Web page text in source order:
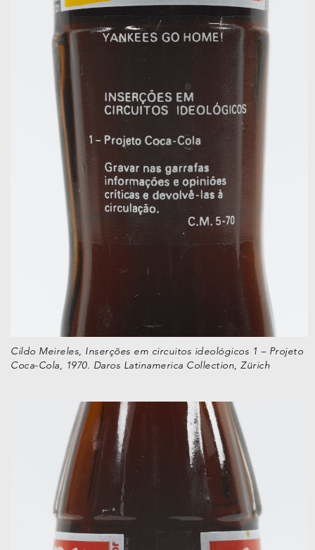
Cildo Meireles, Inserções em circuitos ideológicos 1 – Projeto
Coca-Cola, 1970. Daros Latinamerica Collection, Zürich